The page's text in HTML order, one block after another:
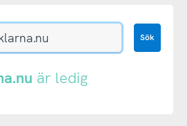
Sök
är ledig